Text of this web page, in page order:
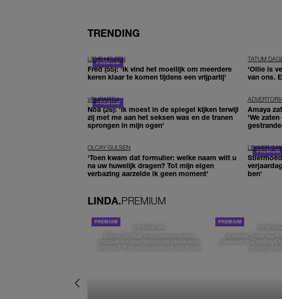
TRENDING
LIEVE HELEEN
Fred (55): 'Ik vind het moeilijk om meerdere
keren klaar te komen tijdens een vrijpartij'
TATUM
'Ollie is
van ons.
VRIJPARTIJ
Noa (26): 'Ik moest in de spiegel kijken terwijl
zij met me aan het seksen was en de tranen
sprongen in mijn ogen'
Amaya
'We
OLCAY GULSEN
'Toen kwam dat formulier: welke naam wilt u
na uw huwelijk dragen? Tot mijn eigen
verbazing aarzelde ik geen moment'
LEKKER
ben'
LINDA.PREMIUM
DE STAD VAN
Elske DeWall over Leeuwarden,
muziek en haar favoriete plekken in
de stad: 'Een stad die voelt als thuis'
DE STAD
Isabelle Boer deelt
plekken in Zwolle:
graag